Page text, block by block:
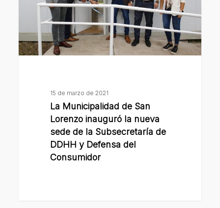
inauguró
nueva
sede
Subsecretaría
Defensa
15 de marzo de 2021
La Municipalidad de San
Lorenzo inauguró la nueva
sede de la Subsecretaría de
DDHH y Defensa del
Consumidor